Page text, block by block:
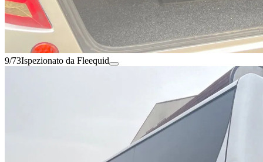
9/73Ispezionato da Fleequid